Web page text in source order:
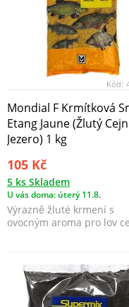
Kód:
Mondial F Krmítková
Etang Jaune (Žlutý Cejn
Jezero) 1 kg
105 Kč
5 ks Skladem
U vás doma: úterý 11.8.
Výrazně žluté krmení s
ovocným aroma pro lov